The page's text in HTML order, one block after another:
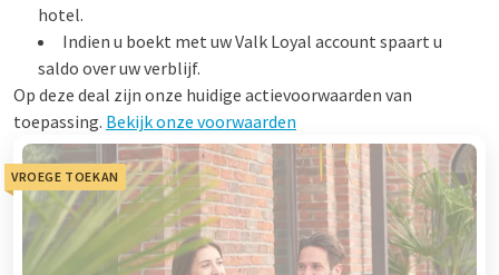
hotel.
Indien u boekt met uw Valk Loyal account spaart u
saldo over uw verblijf.
Op deze deal zijn onze huidige actievoorwaarden van
toepassing. Bekijk onze voorwaarden
VROEGE TOEKAN